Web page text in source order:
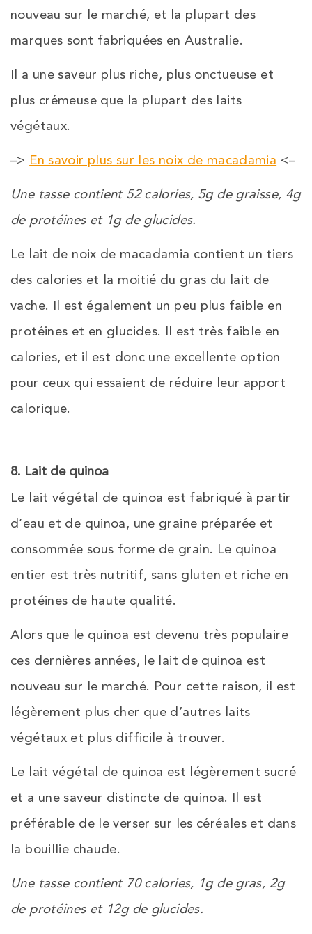
nouveau sur le marché, et la plupart des
marques sont fabriquées en Australie.
Il a une saveur plus riche, plus onctueuse et
plus crémeuse que la plupart des laits
végétaux.
–> En savoir plus sur les noix de macadamia <–
Une tasse contient 52 calories, 5g de graisse, 4g
de protéines et 1g de glucides.
Le lait de noix de macadamia contient un tiers
des calories et la moitié du gras du lait de
vache. Il est également un peu plus faible en
protéines et en glucides. Il est très faible en
calories, et il est donc une excellente option
pour ceux qui essaient de réduire leur apport
calorique.
8. Lait de quinoa
Le lait végétal de quinoa est fabriqué à partir
d’eau et de quinoa, une graine préparée et
consommée sous forme de grain. Le quinoa
entier est très nutritif, sans gluten et riche en
protéines de haute qualité.
Alors que le quinoa est devenu très populaire
ces dernières années, le lait de quinoa est
nouveau sur le marché. Pour cette raison, il est
légèrement plus cher que d’autres laits
végétaux et plus difficile à trouver.
Le lait végétal de quinoa est légèrement sucré
et a une saveur distincte de quinoa. Il est
préférable de le verser sur les céréales et dans
la bouillie chaude.
Une tasse contient 70 calories, 1g de gras, 2g
de protéines et 12g de glucides.